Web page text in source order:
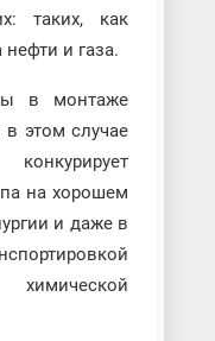
таких, как
и газа.
в монтаже
в этом случае
на хорошем
и даже в